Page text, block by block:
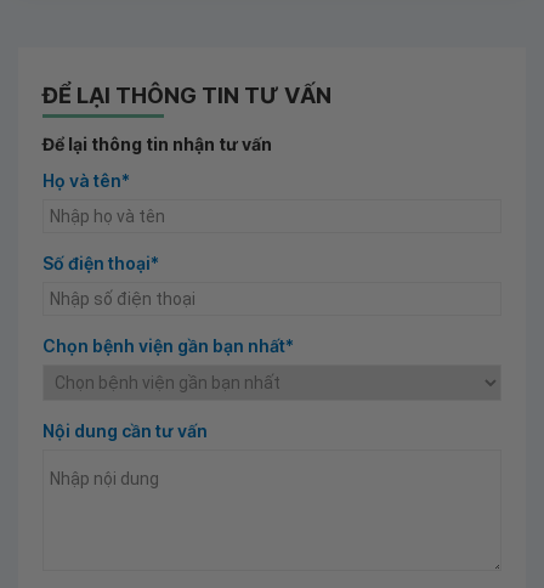
ĐỂ LẠI THÔNG TIN TƯ VẤN
Để lại thông tin nhận tư vấn
Họ và tên*
Số điện thoại*
Chọn bệnh viện gần bạn nhất*
Nội dung cần tư vấn